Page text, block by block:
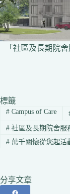
「社區及長期院
標籤
#Campus of Care
#社區及長期院舍服
#萬千關懷從您起活
分享文章